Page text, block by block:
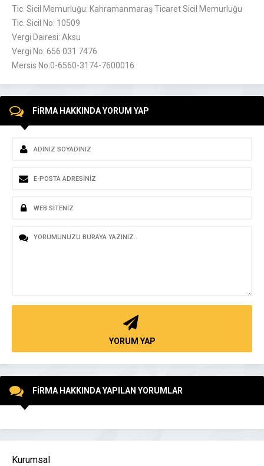
Tic. Sicil Memurluğu: Kahramanmaraş Ticaret Sicil Memurluğu
Tic. Sicil No: 10509
Vergi Dairesi: Aksu
Vergi No: 656 031 7476
Mersis No:0-6560-3174-7600016
FİRMA HAKKINDA YORUM YAP
YORUM YAP
FİRMA HAKKINDA YAPILAN YORUMLAR
Kurumsal